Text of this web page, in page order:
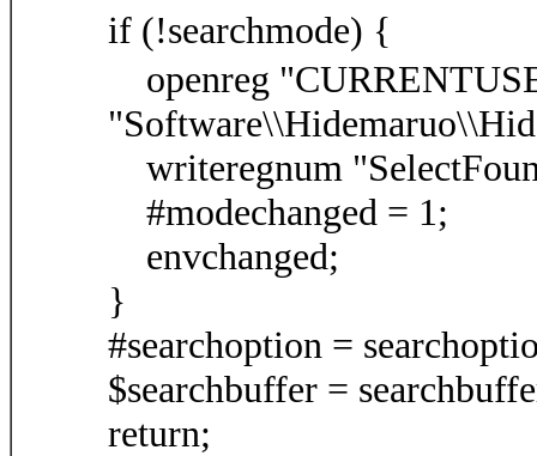
if (!searchmode) { //
openreg
writeregnum
#modechanged = 1;
envchanged;
}
#searchoption =
$searchbuffer =
return;